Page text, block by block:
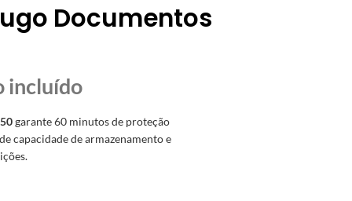
Documentos
garante 60 minutos de proteção
capacidade de armazenamento e